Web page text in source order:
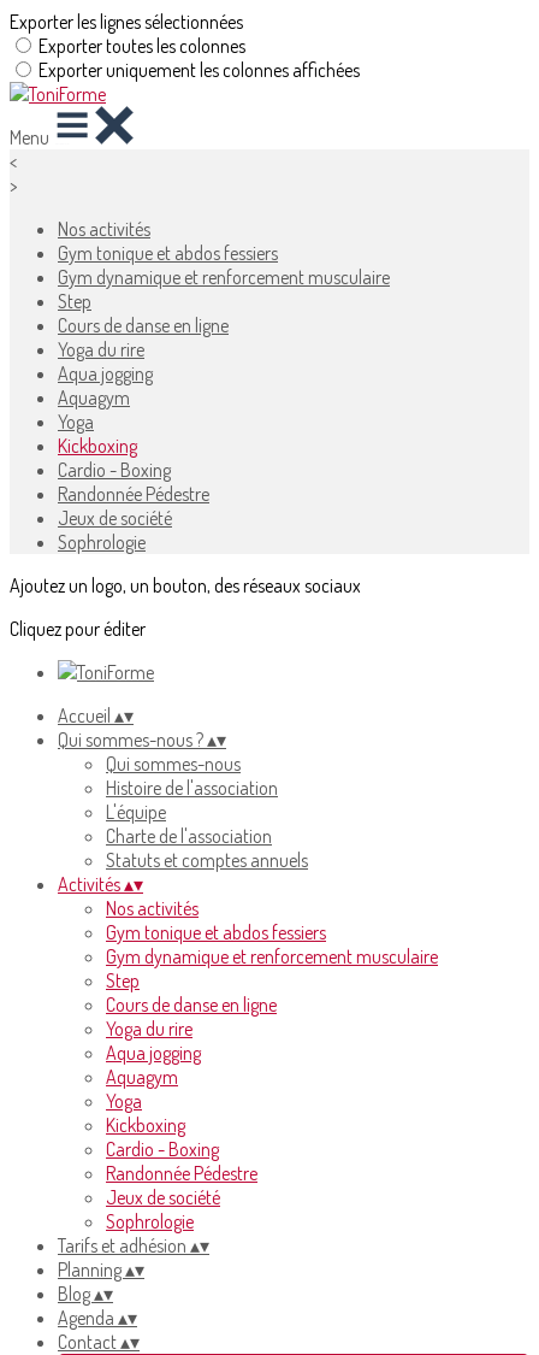
Exporter les lignes sélectionnées
Exporter toutes les colonnes
Exporter uniquement les colonnes affichées
Menu
<
>
Nos activités
Gym tonique et abdos fessiers
Gym dynamique et renforcement musculaire
Step
Cours de danse en ligne
Yoga du rire
Aqua jogging
Aquagym
Yoga
Kickboxing
Cardio - Boxing
Randonnée Pédestre
Jeux de société
Sophrologie
Ajoutez un logo, un bouton, des réseaux sociaux
Cliquez pour éditer
Accueil ▴▾
Qui sommes-nous ?▴▾
Qui sommes-nous
Histoire de l'association
L'équipe
Charte de l'association
Statuts et comptes annuels
Activités▴▾
Nos activités
Gym tonique et abdos fessiers
Gym dynamique et renforcement musculaire
Step
Cours de danse en ligne
Yoga du rire
Aqua jogging
Aquagym
Yoga
Kickboxing
Cardio - Boxing
Randonnée Pédestre
Jeux de société
Sophrologie
Tarifs et adhésion ▴▾
Planning▴▾
Blog▴▾
Agenda ▴▾
Contact▴▾